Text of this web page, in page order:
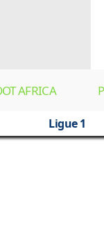
AFRICA
Ligue 1